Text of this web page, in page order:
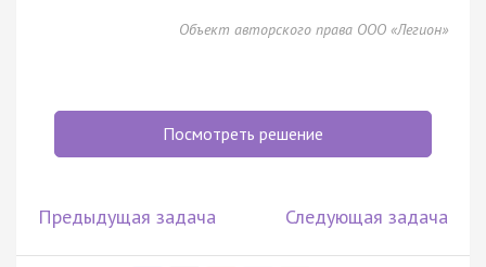
Объект авторского права ООО «Легион»
Посмотреть решение
Предыдущая задача Следующая задача